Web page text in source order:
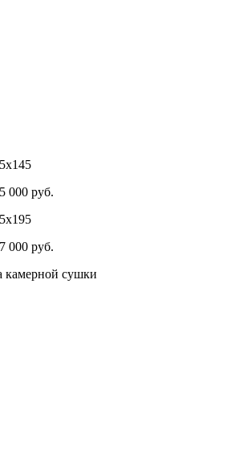
000 руб.
000 руб.
камерной сушки